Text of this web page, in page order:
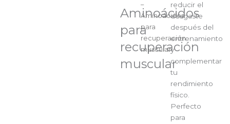
Aminoácidos
para
recuperación
muscular
–
Aminoácidos
para
recuperación
muscular
reducir el
desgaste
después del
entrenamiento
y
complementar
tu
rendimiento
físico.
Perfecto
para